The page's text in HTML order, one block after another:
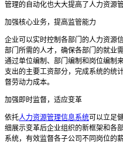
管理的自动化也大大提高了人力资源
加强核心业务，提高监管能力
企业可以实时控制各部门的人力资源
部门所需的人才，确保各部门的就业
通过单位编制、部门编制和岗位编制
支出的主要工资部分，完成系统的统
督劳动力成本。
加强即时监督，适应变革
依托人力资源管理信息系统可以立足
细展示变革后企业组织的新框架和各
系统，有效监督各子公司不同岗位的